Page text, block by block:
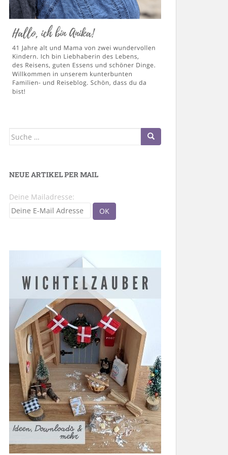
Suche
NEUE ARTIKEL PER MAIL
Deine Mailadresse: